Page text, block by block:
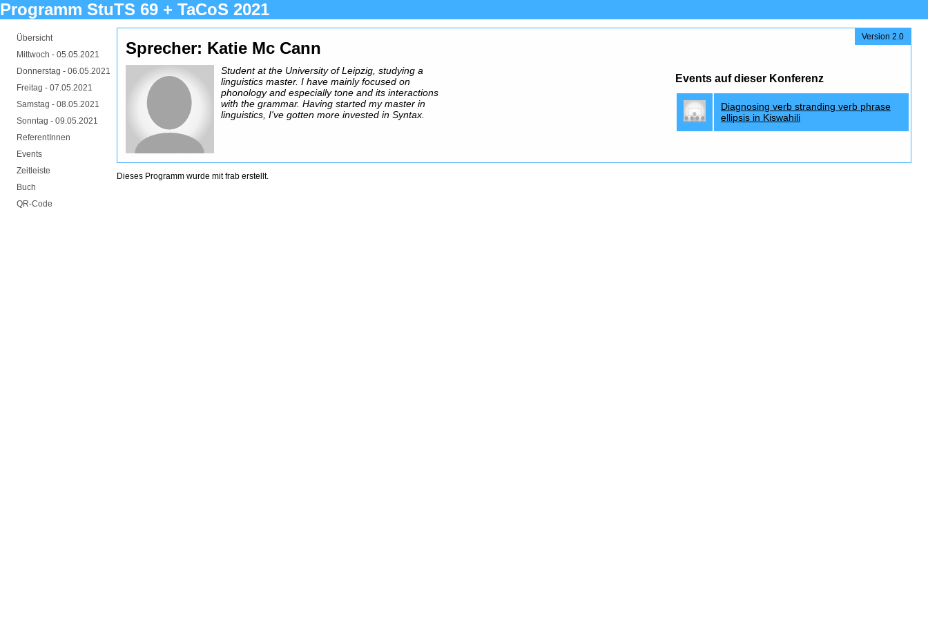
Programm StuTS 69 + TaCoS 2021
Übersicht
Mittwoch - 05.05.2021
Donnerstag - 06.05.2021
Freitag - 07.05.2021
Samstag - 08.05.2021
Sonntag - 09.05.2021
ReferentInnen
Events
Zeitleiste
Buch
QR-Code
Version 2.0
Sprecher: Katie Mc Cann
Student at the University of Leipzig, studying a
linguistics master. I have mainly focused on
phonology and especially tone and its interactions
with the grammar. Having started my master in
linguistics, I've gotten more invested in Syntax.
Events auf dieser Konferenz
Diagnosing verb stranding verb phrase
ellipsis in Kiswahili
Dieses Programm wurde mitfrab erstellt.